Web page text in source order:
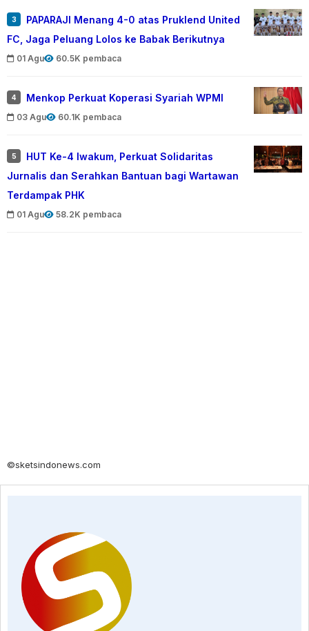
3
PAPARAJI Menang 4-0 atas Pruklend United
FC, Jaga Peluang Lolos ke Babak Berikutnya
01 Agu 60.5K pembaca
4 Menkop Perkuat Koperasi Syariah WPMI
03 Agu 60.1K pembaca
5
HUT Ke-4 Iwakum, Perkuat Solidaritas
Jurnalis dan Serahkan Bantuan bagi Wartawan
Terdampak PHK
01 Agu 58.2K pembaca
©sketsindonews.com